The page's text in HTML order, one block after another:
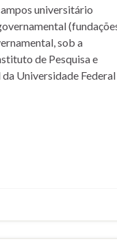
universitário
sob a
de Pesquisa e
Universidade